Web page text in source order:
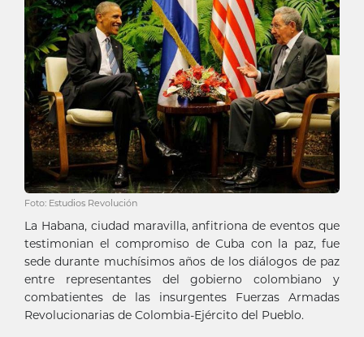
Foto: Estudios Revolución
La Habana, ciudad maravilla, anfitriona de eventos que
testimonian el compromiso de Cuba con la paz, fue
sede durante muchísimos años de los diálogos de paz
entre representantes del gobierno colombiano y
combatientes de las insurgentes Fuerzas Armadas
Revolucionarias de Colombia-Ejército del Pueblo.